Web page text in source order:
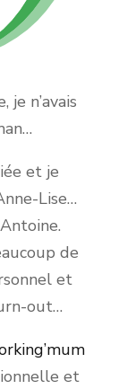
n’avais
et je
Lise…
de
et
out…
et